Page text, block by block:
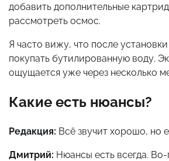
добавить дополнительные
рассмотреть осмос.
Я часто вижу, что после
покупать бутилированную воду.
ощущается уже через несколько
Какие есть нюансы?
Редакция: Всё звучит хорошо, но
Дмитрий: Нюансы есть всегда.